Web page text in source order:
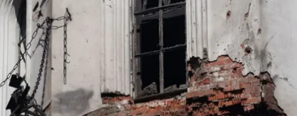
Максим Остапенко, передає кореспондентка
Столипіна, який займає «проукраїнську
його тіло, адже він «був реформатором»,
і нумо до кінця війни його не чіпати, бо є